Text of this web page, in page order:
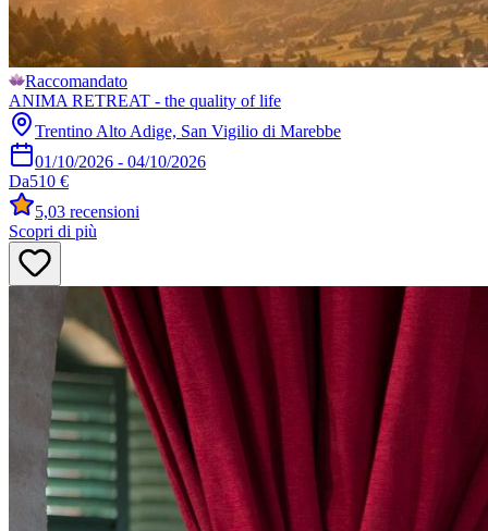
Raccomandato
ANIMA RETREAT - the quality of life
Trentino Alto Adige, San Vigilio di Marebbe
01/10/2026 - 04/10/2026
Da510 €
5,03 recensioni
Scopri di più